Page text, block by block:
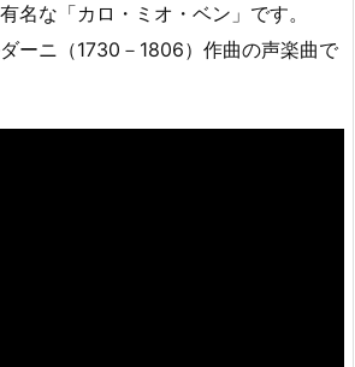
名な「カロ・ミオ・ベン」です。
ーニ（1730－1806）作曲の声楽曲で